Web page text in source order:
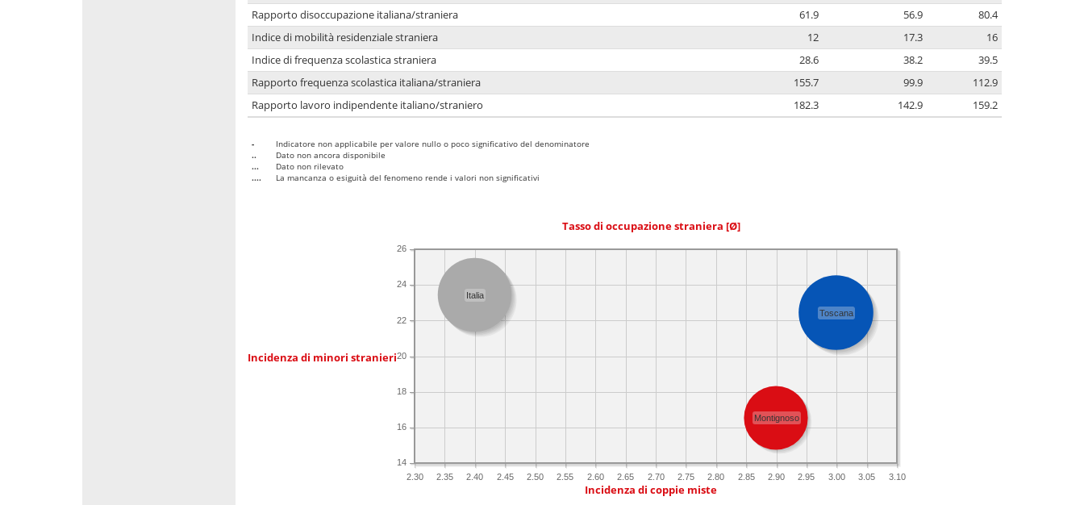
Rapporto disoccupazione italiana/straniera
61.9 56.9
80.4
Indice di mobilità residenziale straniera
12 17.3
16
Indice di frequenza scolastica straniera
28.6 38.2
39.5
Rapporto frequenza scolastica italiana/straniera
155.7 99.9
112.9
Rapporto lavoro indipendente italiano/straniero
182.3 142.9 159.2
-
Indicatore non applicabile per valore nullo o poco significativo del denominatore
..
Dato non ancora disponibile
...
Dato non rilevato
....
La mancanza o esiguità del fenomeno rende i valori non significativi
Tasso di occupazione straniera [Ø]
Incidenza di minori stranieri
2.30 2.35 2.40 2.45 2.50 2.55 2.60 2.65 2.70 2.75 2.80 2.85 2.90 2.95 3.00 3.05 3.10
14
16
18
20
22
24
26
Toscana
Italia
Montignoso
Incidenza di coppie miste